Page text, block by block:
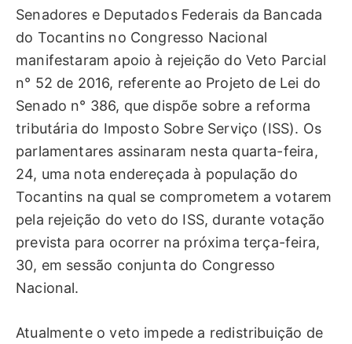
Senadores e Deputados Federais da Bancada
do Tocantins no Congresso Nacional
manifestaram apoio à rejeição do Veto Parcial
n° 52 de 2016, referente ao Projeto de Lei do
Senado n° 386, que dispõe sobre a reforma
tributária do Imposto Sobre Serviço (ISS). Os
parlamentares assinaram nesta quarta-feira,
24, uma nota endereçada à população do
Tocantins na qual se comprometem a votarem
pela rejeição do veto do ISS, durante votação
prevista para ocorrer na próxima terça-feira,
30, em sessão conjunta do Congresso
Nacional.
Atualmente o veto impede a redistribuição de